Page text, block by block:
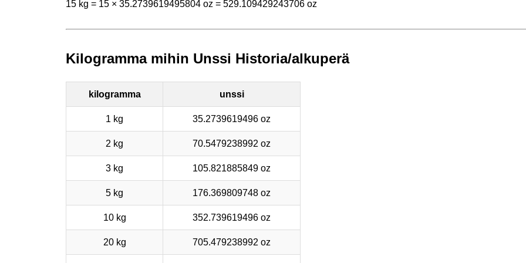
15 kg = 15 × 35.2739619495804 oz = 529.109429243706 oz
Kilogramma mihin Unssi Historia/alkuperä
kilogramma unssi
1 kg 35.2739619496 oz
2 kg 70.5479238992 oz
3 kg 105.821885849 oz
5 kg 176.369809748 oz
10 kg 352.739619496 oz
20 kg 705.479238992 oz